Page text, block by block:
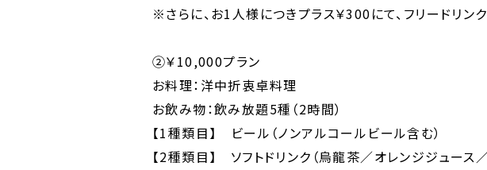
※さらに、お1人様につきプラス￥300にて、フリードリン
②￥10,000プラン
お料理：洋中折衷卓料理
お飲み物：飲み放題5種（2時間）
【1種類目】 ビール（ノンアルコールビール含む）
【2種類目】 ソフトドリンク（烏龍茶／オレンジジュース